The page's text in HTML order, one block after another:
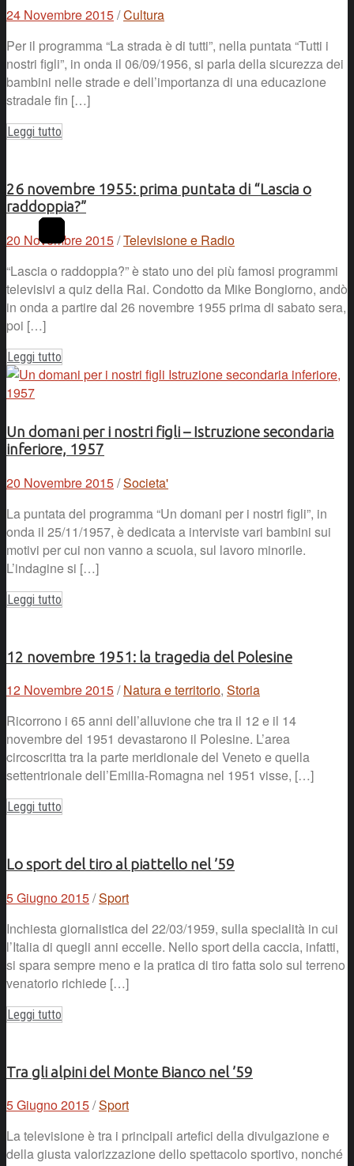
24 Novembre 2015/Cultura
Per il programma “La strada è di tutti”, nella puntata “Tutti i
nostri figli”, in onda il 06/09/1956, si parla della sicurezza dei
bambini nelle strade e dell’importanza di una educazione
stradale fin […]
Leggi tutto
26 novembre 1955: prima puntata di “Lascia o
raddoppia?”
20 Novembre 2015/Televisione e Radio
“Lascia o raddoppia?” è stato uno dei più famosi programmi
televisivi a quiz della Rai. Condotto da Mike Bongiorno, andò
in onda a partire dal 26 novembre 1955 prima di sabato sera,
poi […]
Leggi tutto
Un domani per i nostri figli – Istruzione secondaria
inferiore, 1957
20 Novembre 2015/Societa'
La puntata del programma “Un domani per i nostri figli”, in
onda il 25/11/1957, è dedicata a interviste vari bambini sui
motivi per cui non vanno a scuola, sul lavoro minorile.
L’indagine si […]
Leggi tutto
12 novembre 1951: la tragedia del Polesine
12 Novembre 2015/ Natura e territorio, Storia
Ricorrono i 65 anni dell’alluvione che tra il 12 e il 14
novembre del 1951 devastarono il Polesine. L’area
circoscritta tra la parte meridionale del Veneto e quella
settentrionale dell’Emilia-Romagna nel 1951 visse, […]
Leggi tutto
Lo sport del tiro al piattello nel ’59
5 Giugno 2015/Sport
Inchiesta giornalistica del 22/03/1959, sulla specialità in cui
l’Italia di quegli anni eccelle. Nello sport della caccia, infatti,
si spara sempre meno e la pratica di tiro fatta solo sul terreno
venatorio richiede […]
Leggi tutto
Tra gli alpini del Monte Bianco nel ’59
5 Giugno 2015/Sport
La televisione è tra i principali artefici della divulgazione e
della giusta valorizzazione dello spettacolo sportivo, nonché